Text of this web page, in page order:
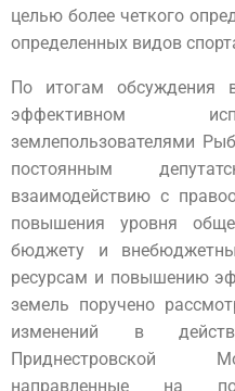
целью более четкого
определенных видов
По итогам обсуждения
эффективном
землепользователями
постоянным
взаимодействию с
повышения уровня
бюджету и
ресурсам и повышению
земель поручено
изменений в
Приднестровской
направленные на